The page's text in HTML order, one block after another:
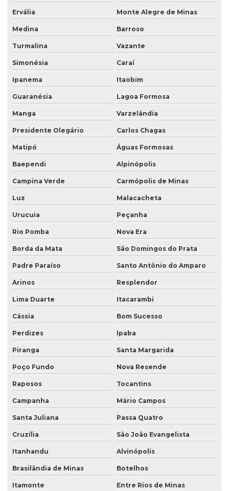
Ervália Monte Alegre de Minas
Medina Barroso
Turmalina Vazante
Simonésia Caraí
Ipanema Itaobim
Guaranésia Lagoa Formosa
Manga Varzelândia
Presidente Olegário Carlos Chagas
Matipó Águas Formosas
Baependi Alpinópolis
Campina Verde Carmópolis de Minas
Luz Malacacheta
Urucuia Peçanha
Rio Pomba Nova Era
Borda da Mata São Domingos do Prata
Padre Paraíso Santo Antônio do Amparo
Arinos Resplendor
Lima Duarte Itacarambi
Cássia Bom Sucesso
Perdizes Ipaba
Piranga Santa Margarida
Poço Fundo Nova Resende
Raposos Tocantins
Campanha Mário Campos
Santa Juliana Passa Quatro
Cruzília São João Evangelista
Itanhandu Alvinópolis
Brasilândia de Minas Botelhos
Itamonte Entre Rios de Minas